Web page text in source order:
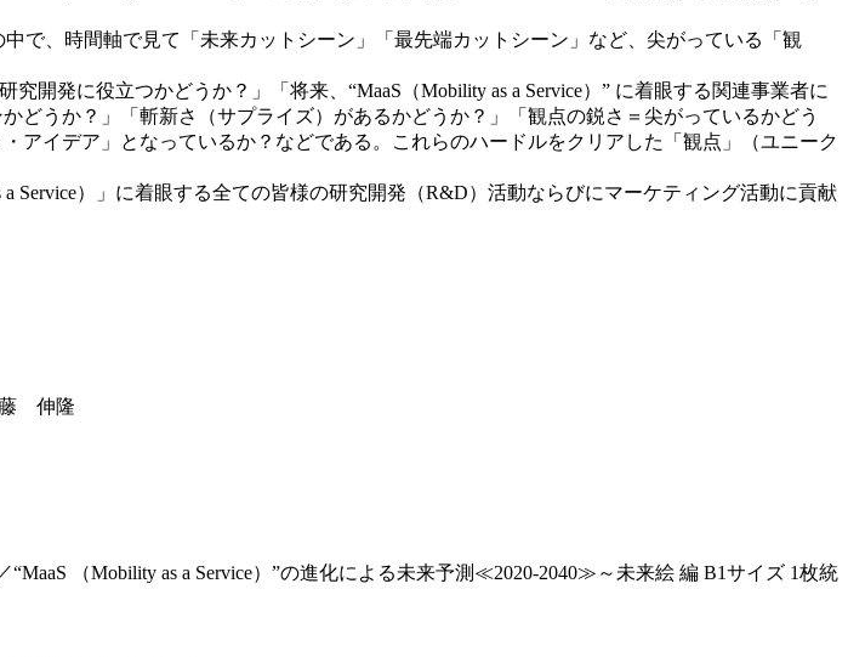
で、時間軸で見て「未来カットシーン」「最先端カットシーン」など、尖がっている「観
開発に役立つかどうか？」「将来、“MaaS（Mobility as a Service）” に着眼する関連事業者に
うか？」「斬新さ（サプライズ）があるかどうか？」「観点の鋭さ＝尖がっているかどう
イデア」となっているか？などである。これらのハードルをクリアした「観点」（ユニーク
Service）」に着眼する全ての皆様の研究開発（R&D）活動ならびにマーケティング活動に貢献
藤 伸隆
（Mobility as a Service）”の進化による未来予測≪2020‐2040≫～未来絵 編 B1サイズ 1枚統